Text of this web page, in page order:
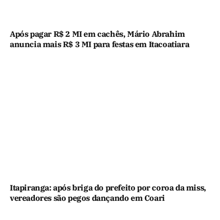
Após pagar R$ 2 MI em cachês, Mário Abrahim
anuncia mais R$ 3 MI para festas em Itacoatiara
Itapiranga: após briga do prefeito por coroa da miss,
vereadores são pegos dançando em Coari